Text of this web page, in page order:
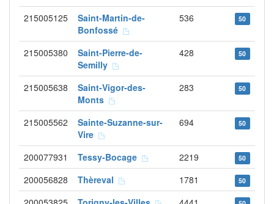
215005125
Saint-Martin-de-
Bonfossé
536 50
215005380
Saint-Pierre-de-
Semilly
428 50
215005638
Saint-Vigor-des-
Monts
283 50
215005562
Sainte-Suzanne-sur-
Vire
694 50
200077931 Tessy-Bocage 2219 50
200056828 Thèreval 1781 50